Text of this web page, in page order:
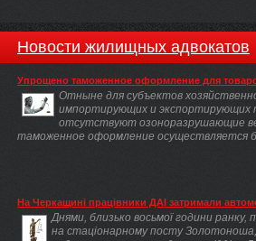
Новости жилищных адвокатов
Упрощено таможенное оформление для
Отныне для субъектов
импортирующих и экспортирующих
отсутствуют озоноразрушающие
таможенное оформление осуществляется
На Черкащині працівники ДАІ затримали
Днями, близько восьмої години ранку,
на стаціонарному посту Золотоноша,